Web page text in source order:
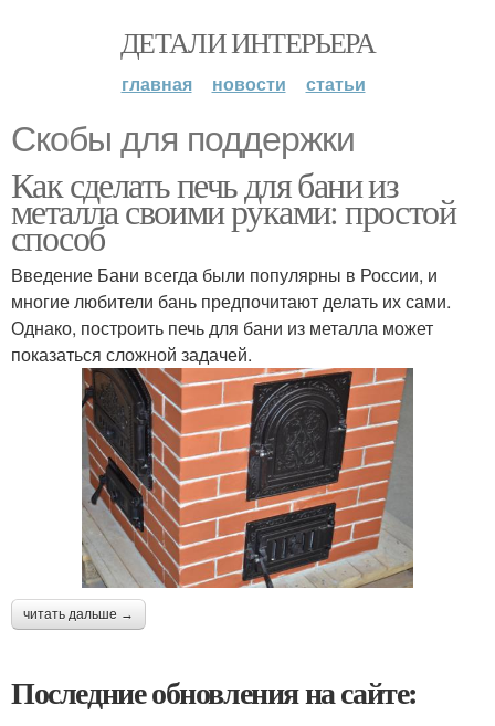
ДЕТАЛИ ИНТЕРЬЕРА
главная новости статьи
Скобы для поддержки
Как сделать печь для бани из
металла своими руками: простой
способ
Введение Бани всегда были популярны в России, и
многие любители бань предпочитают делать их сами.
Однако, построить печь для бани из металла может
показаться сложной задачей.
читать дальше →
Последние обновления на сайте: